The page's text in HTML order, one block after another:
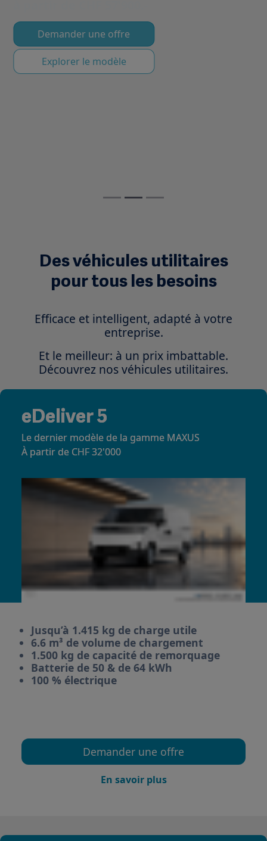
Demander une offre
Explorer le modèle
Des véhicules utilitaires
pour tous les besoins
Efficace et intelligent, adapté à votre
entreprise.
Et le meilleur: à un prix imbattable.
Découvrez nos véhicules utilitaires.
eDeliver 5
Le dernier modèle de la gamme MAXUS
À partir de CHF 32'000
Jusqu’à 1.415 kg de charge utile
6.6 m³ de volume de chargement
1.500 kg de capacité de remorquage
Batterie de 50 & de 64 kWh
100 % électrique
Demander une offre
En savoir plus